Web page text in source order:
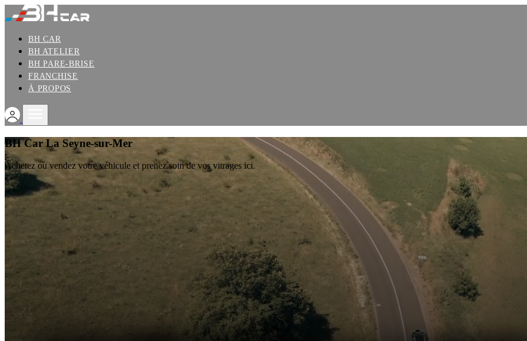
BH CAR
BH ATELIER
BH PARE-BRISE
FRANCHISE
À PROPOS
BH Car La Seyne-sur-Mer
Achetez ou vendez votre véhicule et prenez soin de vos vitrages ici.
Nos services
BH PARE-BRISE
Marque Modèle
Tous les modèles
prix max
Sélectionner
km max
Sélectionner
Boîte de vitesse